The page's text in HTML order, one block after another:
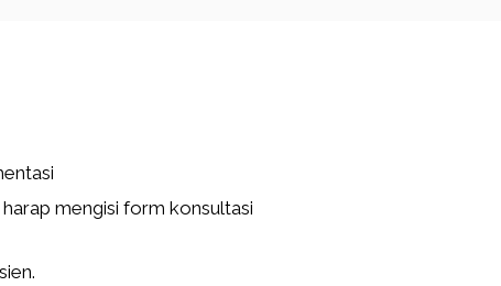
mengisi form konsultasi